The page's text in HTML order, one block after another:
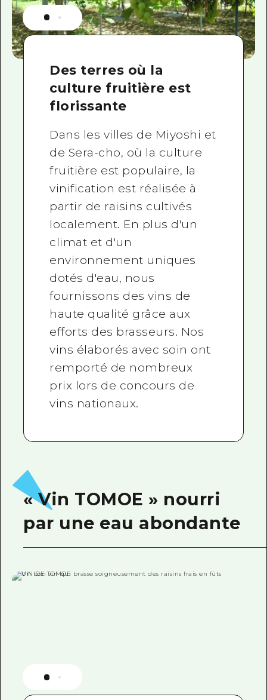
Des terres où la
culture fruitière est
florissante
Dans les villes de Miyoshi et
de Sera-cho, où la culture
fruitière est populaire, la
vinification est réalisée à
partir de raisins cultivés
localement. En plus d'un
climat et d'un
environnement uniques
dotés d'eau, nous
fournissons des vins de
haute qualité grâce aux
efforts des brasseurs. Nos
vins élaborés avec soin ont
remporté de nombreux
prix lors de concours de
vins nationaux.
« Vin TOMOE » nourri
par une eau abondante